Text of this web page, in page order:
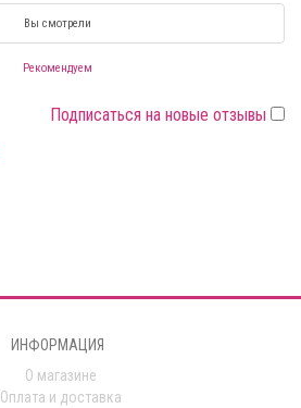
Вы смотрели
Рекомендуем
Подписаться на новые отзывы
ИНФОРМАЦИЯ
О магазине
Оплата и доставка